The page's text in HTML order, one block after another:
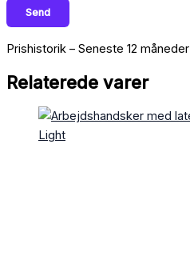
Prishistorik – Seneste 12 måneder
Relaterede varer